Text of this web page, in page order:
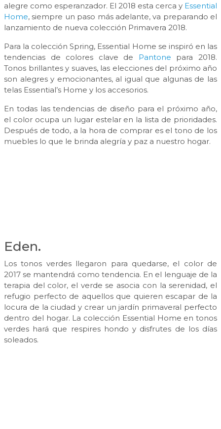
alegre como esperanzador. El 2018 esta cerca y Essential
Home, siempre un paso más adelante, va preparando el
lanzamiento de nueva colección Primavera 2018.
Para la colección Spring, Essential Home se inspiró en las
tendencias de colores clave de Pantone para 2018.
Tonos brillantes y suaves, las elecciones del próximo año
son alegres y emocionantes, al igual que algunas de las
telas Essential’s Home y los accesorios.
En todas las tendencias de diseño para el próximo año,
el color ocupa un lugar estelar en la lista de prioridades.
Después de todo, a la hora de comprar es el tono de los
muebles lo que le brinda alegría y paz a nuestro hogar.
Eden.
Los tonos verdes llegaron para quedarse, el color de
2017 se mantendrá como tendencia. En el lenguaje de la
terapia del color, el verde se asocia con la serenidad, el
refugio perfecto de aquellos que quieren escapar de la
locura de la ciudad y crear un jardín primaveral perfecto
dentro del hogar. La colección Essential Home en tonos
verdes hará que respires hondo y disfrutes de los días
soleados.